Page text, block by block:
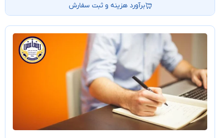
برآورد هزینه و ثبت سفارش